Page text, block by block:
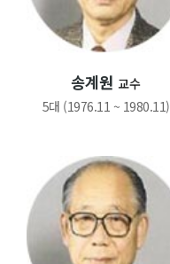
목장뉴스
규정 및 세칙
목장생산품
계란(정기배송)
송계원 교수
5대 (1976.11 ~ 1980.11)